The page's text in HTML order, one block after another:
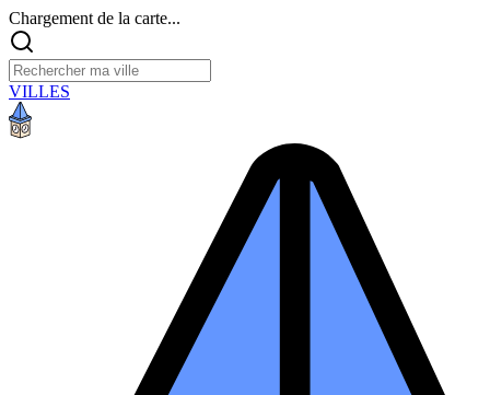
Chargement de la carte...
VILLES